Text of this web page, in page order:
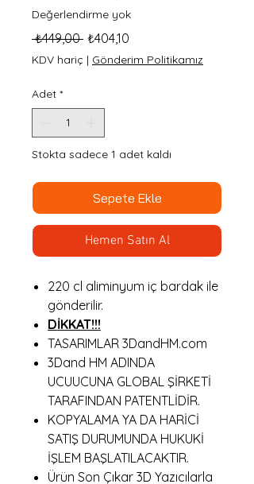
Değerlendirme yok
₺449,00 Normal
Fiyat
₺404,10
Fiyat
KDV hariç | Gönderim Politikamız
Adet *
Stokta sadece 1 adet kaldı
Sepete Ekle
Hemen Satın Al
220 cl aliminyum iç bardak ile
gönderilir.
DİKKAT!!!
TASARIMLAR 3DandHM.com
3Dand HM ADINDA
UCUUCUNA GLOBAL ŞİRKETİ
TARAFINDAN PATENTLİDİR.
KOPYALAMA YA DA HARİCİ
SATIŞ DURUMUNDA HUKUKİ
İŞLEM BAŞLATILACAKTIR.
Ürün Son Çıkar 3D Yazıcılarla